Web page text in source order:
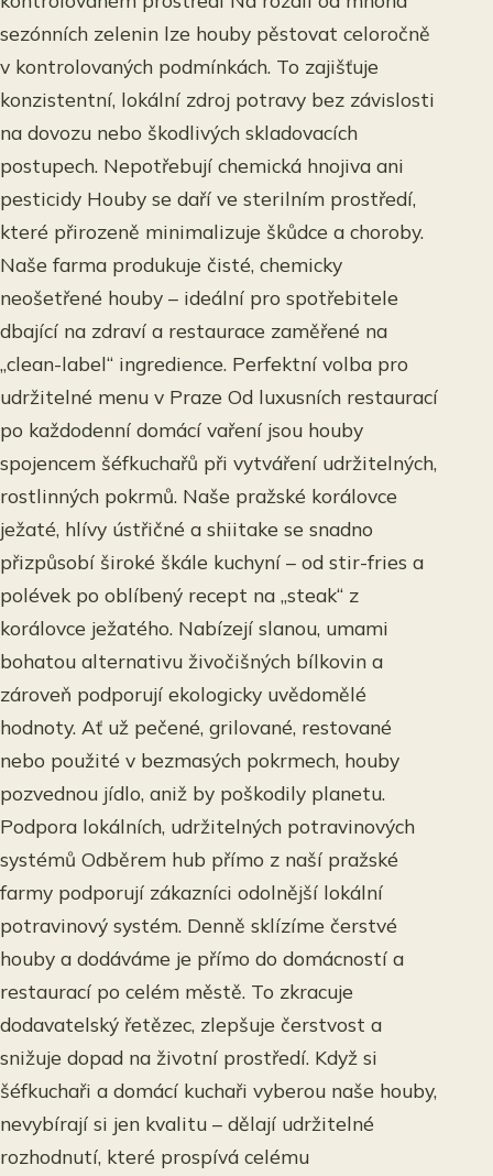
sezónních zelenin lze houby pěstovat celoročně
v kontrolovaných podmínkách. To zajišťuje
konzistentní, lokální zdroj potravy bez závislosti
na dovozu nebo škodlivých skladovacích
postupech. Nepotřebují chemická hnojiva ani
pesticidy Houby se daří ve sterilním prostředí,
které přirozeně minimalizuje škůdce a choroby.
Naše farma produkuje čisté, chemicky
neošetřené houby – ideální pro spotřebitele
dbající na zdraví a restaurace zaměřené na
„clean-label“ ingredience. Perfektní volba pro
udržitelné menu v Praze Od luxusních restaurací
po každodenní domácí vaření jsou houby
spojencem šéfkuchařů při vytváření udržitelných,
rostlinných pokrmů. Naše pražské korálovce
ježaté, hlívy ústřičné a shiitake se snadno
přizpůsobí široké škále kuchyní – od stir-fries a
polévek po oblíbený recept na „steak“ z
korálovce ježatého. Nabízejí slanou, umami
bohatou alternativu živočišných bílkovin a
zároveň podporují ekologicky uvědomělé
hodnoty. Ať už pečené, grilované, restované
nebo použité v bezmasých pokrmech, houby
pozvednou jídlo, aniž by poškodily planetu.
Podpora lokálních, udržitelných potravinových
systémů Odběrem hub přímo z naší pražské
farmy podporují zákazníci odolnější lokální
potravinový systém. Denně sklízíme čerstvé
houby a dodáváme je přímo do domácností a
restaurací po celém městě. To zkracuje
dodavatelský řetězec, zlepšuje čerstvost a
snižuje dopad na životní prostředí. Když si
šéfkuchaři a domácí kuchaři vyberou naše houby,
nevybírají si jen kvalitu – dělají udržitelné
rozhodnutí, které prospívá celému